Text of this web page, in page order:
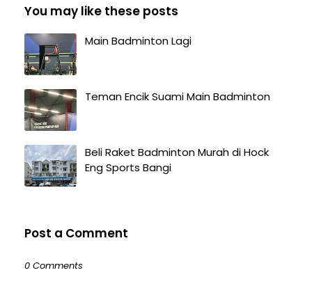
You may like these posts
Main Badminton Lagi
Teman Encik Suami Main Badminton
Beli Raket Badminton Murah di Hock
Eng Sports Bangi
Post a Comment
0 Comments